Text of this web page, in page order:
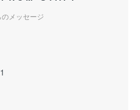
のメッセージ